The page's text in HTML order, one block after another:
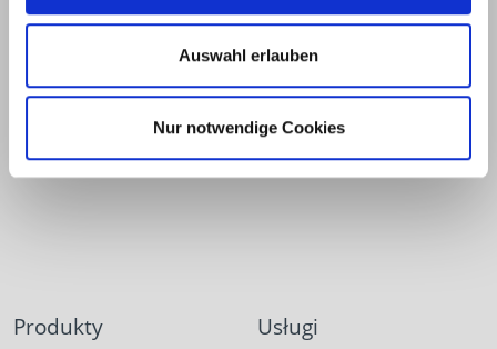
Auswahl erlauben
Nur notwendige Cookies
+49 2331 6245-0
Produkty Usługi